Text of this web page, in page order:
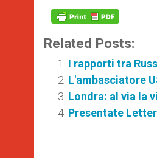
Related Posts:
I rapporti tra
L'ambasciatore
Londra: al via la
Presentate